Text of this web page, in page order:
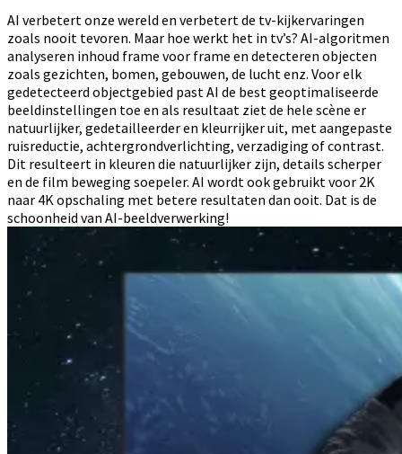
AI verbetert onze wereld en verbetert de tv-kijkervaringen
zoals nooit tevoren. Maar hoe werkt het in tv’s? AI-algoritmen
analyseren inhoud frame voor frame en detecteren objecten
zoals gezichten, bomen, gebouwen, de lucht enz. Voor elk
gedetecteerd objectgebied past AI de best geoptimaliseerde
beeldinstellingen toe en als resultaat ziet de hele scène er
natuurlijker, gedetailleerder en kleurrijker uit, met aangepaste
ruisreductie, achtergrondverlichting, verzadiging of contrast.
Dit resulteert in kleuren die natuurlijker zijn, details scherper
en de film beweging soepeler. AI wordt ook gebruikt voor 2K
naar 4K opschaling met betere resultaten dan ooit. Dat is de
schoonheid van AI-beeldverwerking!